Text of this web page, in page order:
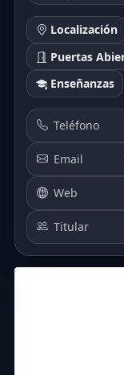
Localización
Puertas
Enseñanzas
Teléfono
Email
Web
Titular